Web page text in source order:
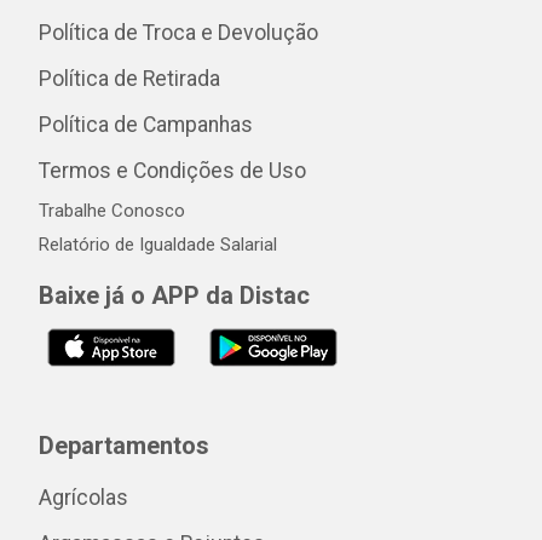
Política de Troca e Devolução
Política de Retirada
Política de Campanhas
Termos e Condições de Uso
Trabalhe Conosco
Relatório de Igualdade Salarial
Baixe já o APP da Distac
Departamentos
Agrícolas